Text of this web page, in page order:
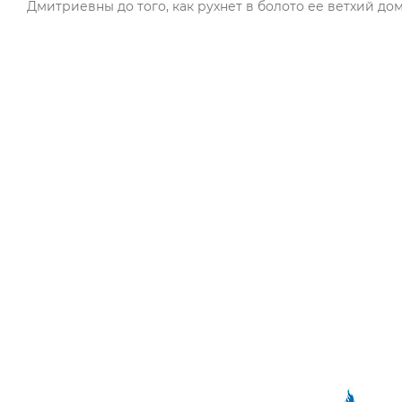
Дмитриевны до того, как рухнет в болото ее ветхий